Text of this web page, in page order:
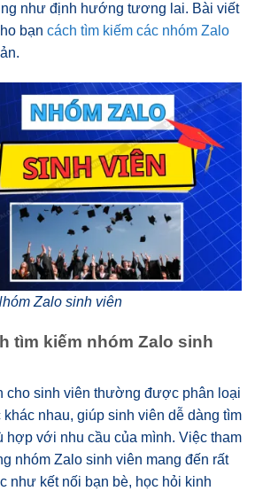
như định hướng tương lai. Bài viết
bạn cách tìm kiếm các nhóm Zalo
Zalo sinh viên
tìm kiếm nhóm Zalo sinh
cho sinh viên thường được phân loại
nhau, giúp sinh viên dễ dàng tìm
hợp với nhu cầu của mình. Việc tham
nhóm Zalo sinh viên mang đến rất
như kết nối bạn bè, học hỏi kinh